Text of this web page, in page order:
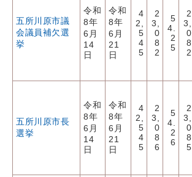
五所川原市議
会議員補欠選
挙
令和
8年
6月
14
日
令和
8年
6月
21
日
4
2,
5
4
5
2
3,
0
8
2
5
4.
2
5
2
3,
0
8
2
五所川原市長
選挙
令和
8年
6月
14
日
令和
8年
6月
21
日
4
2,
5
4
5
2
3,
0
8
6
5
4.
2
6
2
3,
0
8
5